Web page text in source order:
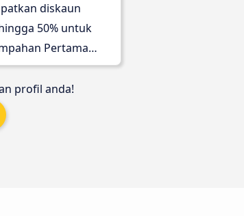
diskaun
50% untuk
Pertama
profil anda!